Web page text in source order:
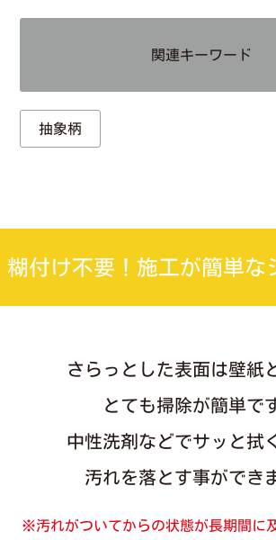
糊付け不要！施工が簡単な
さらっとした表面は壁紙
とても掃除が簡単で
中性洗剤などでサッと拭
汚れを落とす事ができ
※汚れがついてからの状態が長期間に
関連キーワード
抽象柄